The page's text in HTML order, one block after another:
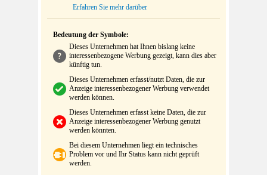
Erfahren Sie mehr darüber
Bedeutung der Symbole:
Dieses Unternehmen hat Ihnen bislang keine
interessenbezogene Werbung gezeigt, kann dies aber
künftig tun.
Dieses Unternehmen erfasst/nutzt Daten, die zur
Anzeige interessenbezogener Werbung verwendet
werden können.
Dieses Unternehmen erfasst keine Daten, die zur
Anzeige interessenbezogener Werbung genutzt
werden könnten.
Bei diesem Unternehmen liegt ein technisches
Problem vor und Ihr Status kann nicht geprüft
werden.